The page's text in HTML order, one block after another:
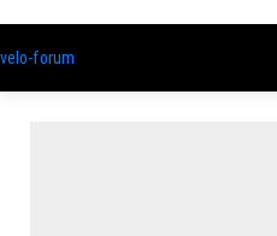
velo-forum